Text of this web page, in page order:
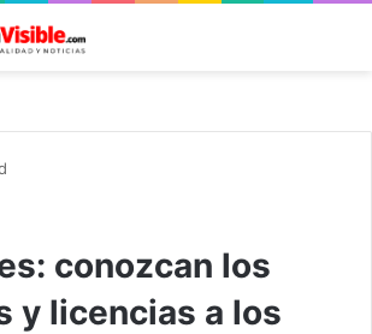
conozcan los
y licencias a los